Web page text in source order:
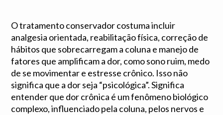
O tratamento conservador costuma incluir
analgesia orientada, reabilitação física, correção de
hábitos que sobrecarregam a coluna e manejo de
fatores que amplificam a dor, como sono ruim, medo
de se movimentar e estresse crônico. Isso não
significa que a dor seja “psicológica”. Significa
entender que dor crônica é um fenômeno biológico
complexo, influenciado pela coluna, pelos nervos e